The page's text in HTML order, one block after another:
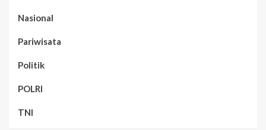
Nasional
Pariwisata
Politik
POLRI
TNI